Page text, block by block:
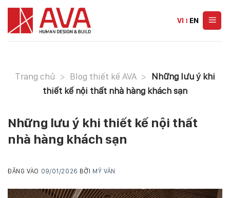
Skip
content
VI | EN
Trang chủ > Blog thiết kế AVA > Những lưu ý khi
thiết kế nội thất nhà hàng khách sạn
Những lưu ý khi thiết kế nội thất
nhà hàng khách sạn
ĐĂNG VÀO 09/01/2026 BỞI MỸ VÂN